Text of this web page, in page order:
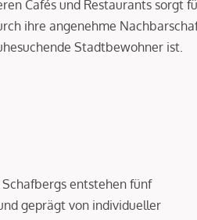
Cafés und Restaurants sorgt
ihre angenehme
Stadtbewohner ist.
Schafbergs entstehen fünf
geprägt von individueller